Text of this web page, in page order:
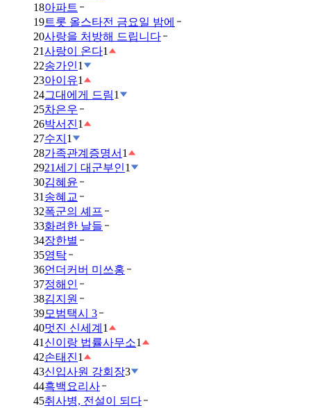
18아파트
19트롯 올스타전 금요일 밤에
20사랑을 처방해 드립니다
21사랑이 온다1
22송가인1
23아이유1
24그대에게 드림1
25차은우
26박서진1
27수지 1
28가족관계증명서 1
2921세기 대군부인1
30김혜윤
31 송혜교
32폭군의 셰프
33화려한 날들
34장한별
35영탁
36언더커버 미쓰홍
37정해인
38김지원
39모범택시 3
40멋진 신세계 1
41 신이랑 법률사무소1
42손태진1
43신입사원 강회장3
44흑백요리사
45취사병, 전설이 되다